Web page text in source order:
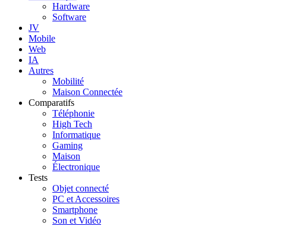
Hardware
Software
JV
Mobile
Web
IA
Autres
Mobilité
Maison Connectée
Comparatifs
Téléphonie
High Tech
Informatique
Gaming
Maison
Électronique
Tests
Objet connecté
PC et Accessoires
Smartphone
Son et Vidéo